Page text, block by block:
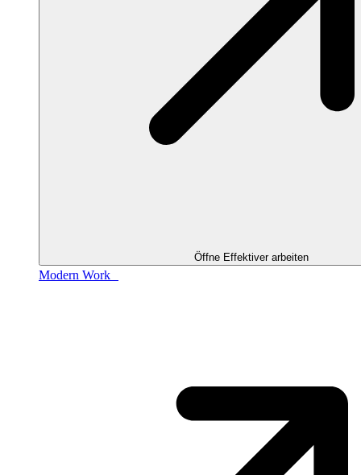
Öffne Effektiver arbeiten
Modern Work